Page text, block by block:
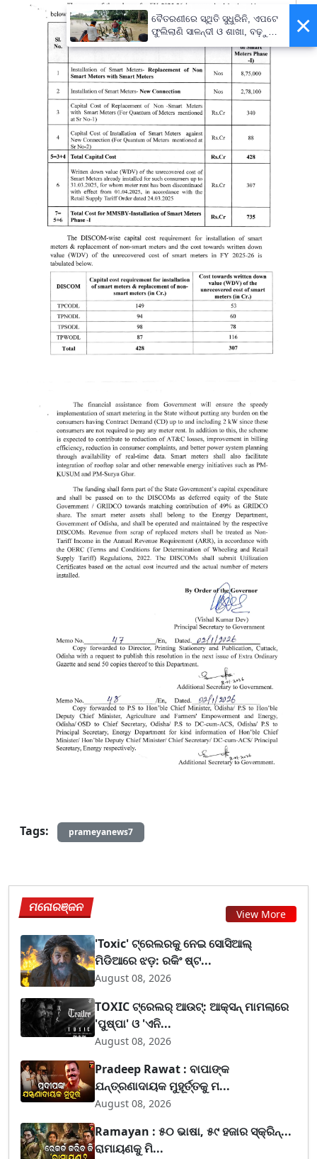
Tags: prameyanews7
ମନୋରଞ୍ଜନ View More
'Toxic' ଟ୍ରେଲରକୁ ନେଇ ସୋସିଆଲ୍
ମିଡିଆରେ ଝଡ଼: ରକିଂ ଷ୍ଟ...
August 08, 2026
TOXIC ଟ୍ରେଲର୍ ଆଉଟ୍: ଆକ୍ସନ୍ ମାମଲାରେ
'ପୁଷ୍ପା' ଓ 'ଏନି...
August 08, 2026
Pradeep Rawat : ବାପାଙ୍କ
ଯନ୍ତ୍ରଣାଦାୟକ ମୁହୂର୍ତ୍ତକୁ ମ...
August 08, 2026
Ramayan : ୫୦ ଭାଷା, ୫୯ ହଜାର ସ୍କ୍ରିନ୍...
ରାମାୟଣକୁ ମି...
×
ବୈତରଣୀରେ ସ୍ଥିତି ସୁଧୁରିନି, ଏପଟେ
ଫୁଲିଲାଣି ସାଳନ୍ଦୀ ଓ ଶାଖା, ବଢ଼ୁଛି
ବନ୍ୟା ଭୟ